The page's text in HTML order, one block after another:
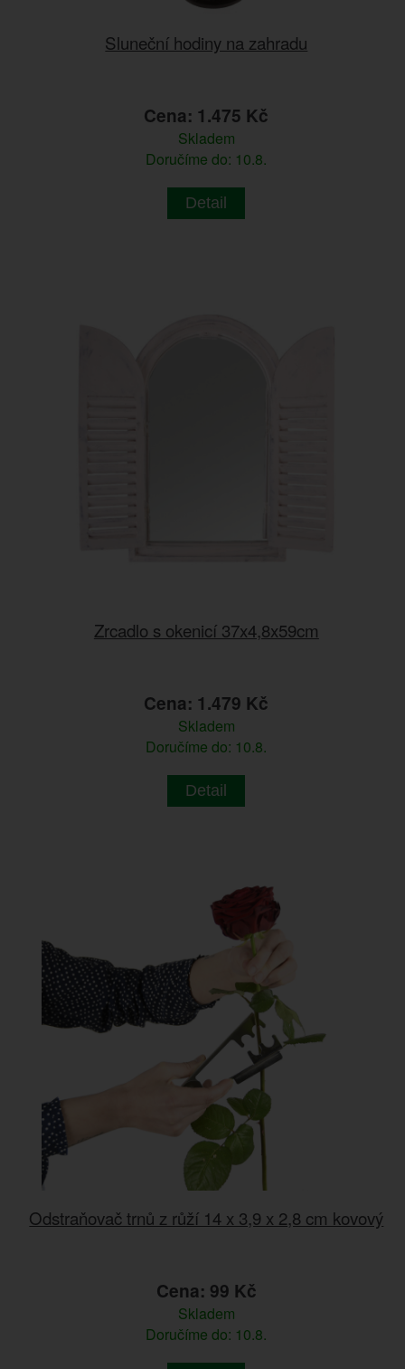
Sluneční hodiny na zahradu
Cena: 1.475 Kč
Skladem
Doručíme do: 10.8.
Detail
Zrcadlo s okenicí 37x4,8x59cm
Cena: 1.479 Kč
Skladem
Doručíme do: 10.8.
Detail
Odstraňovač trnů z růží 14 x 3,9 x 2,8 cm kovový
Cena: 99 Kč
Skladem
Doručíme do: 10.8.